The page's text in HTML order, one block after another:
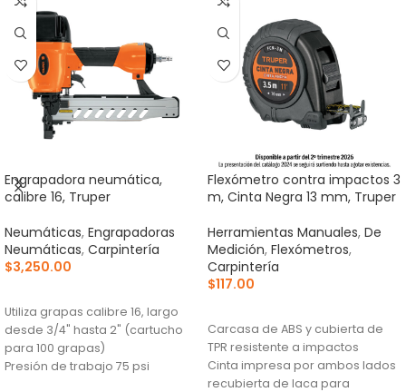
Engrapadora neumática,
calibre 16, Truper
Neumáticas, Engrapadoras
Neumáticas, Carpintería
$3,250.00
Utiliza grapas calibre 16, largo
desde 3/4" hasta 2" (cartucho
para 100 grapas)
Presión de trabajo 75 psi
Flexómetro contra impactos 3
m, Cinta Negra 13 mm, Truper
Herramientas Manuales, De
Medición, Flexómetros,
Carpintería
$117.00
Carcasa de ABS y cubierta de
TPR resistente a impactos
Cinta impresa por ambos lados
recubierta de laca para